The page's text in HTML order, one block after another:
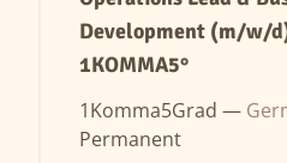
Development (m/w/
1KOMMA5°
1Komma5Grad —
Permanent